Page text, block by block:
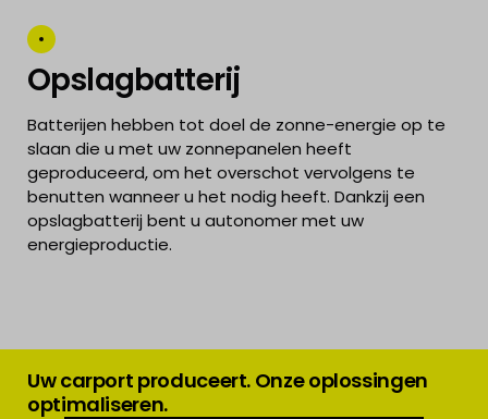
Opslagbatterij
Batterijen hebben tot doel de zonne-energie op te
slaan die u met uw zonnepanelen heeft
geproduceerd, om het overschot vervolgens te
benutten wanneer u het nodig heeft. Dankzij een
opslagbatterij bent u autonomer met uw
energieproductie.
Uw carport produceert. Onze oplossingen
optimaliseren.